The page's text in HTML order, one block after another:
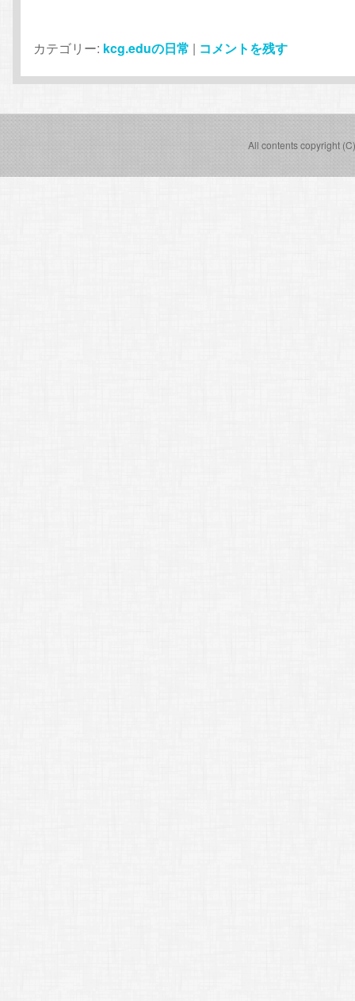
カテゴリー: kcg.eduの日常 | コメントを残す
All contents copyright